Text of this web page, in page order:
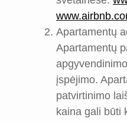
Apartamentų
Apartamentų
įspėjimo.
patvirtinimo
kaina gali būti